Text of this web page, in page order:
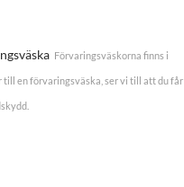
Förvaringsväskorna finns i
till en förvaringsväska, ser vi till att du får